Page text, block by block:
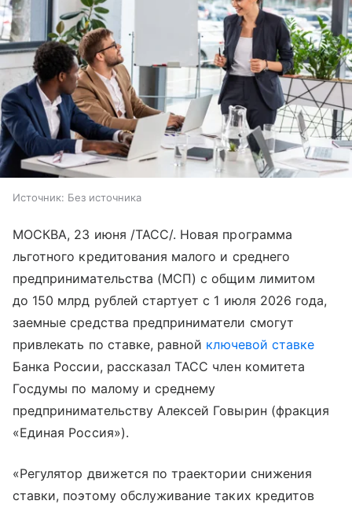
Источник: Без источника
МОСКВА, 23 июня /ТАСС/. Новая программа
льготного кредитования малого и среднего
предпринимательства (МСП) с общим лимитом
до 150 млрд рублей стартует с 1 июля 2026 года,
заемные средства предприниматели смогут
привлекать по ставке, равной ключевой ставке
Банка России, рассказал ТАСС член комитета
Госдумы по малому и среднему
предпринимательству Алексей Говырин (фракция
«Единая Россия»).
«Регулятор движется по траектории снижения
ставки, поэтому обслуживание таких кредитов